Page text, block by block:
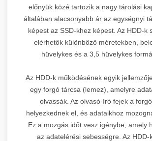
előnyük közé tartozik a nagy tárolási
általában alacsonyabb ár az egységnyi
képest az SSD-khez képest. Az HDD-k
elérhetők különböző méretekben,
hüvelykes és a 3,5 hüvelykes
Az HDD-k működésének egyik
egy forgó tárcsa (lemez), amelyre
olvassák. Az olvasó-író fejek a
helyezkednek el, és adataikhoz
Ez a mozgás időt vesz igénybe, amely
az adatelérési sebességre. Az HDD-